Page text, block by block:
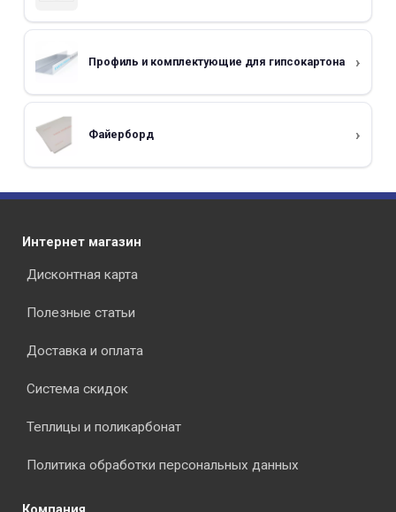
Профиль и комплектующие для гипсокартона
Файерборд
Интернет магазин
Дисконтная карта
Полезные статьи
Доставка и оплата
Система скидок
Теплицы и поликарбонат
Политика обработки персональных данных